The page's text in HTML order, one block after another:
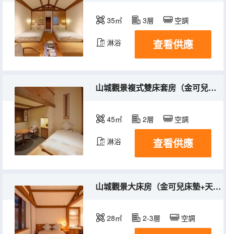
35㎡ 3層 空調
淋浴 查看供應
山城觀景複式雙床套房（金可兒床墊+乳膠枕+夏布床品）
45㎡ 2層 空調
淋浴 查看供應
山城觀景大床房（金可兒床墊+天然乳膠枕+親膚夏布床品）
28㎡ 2-3層 空調